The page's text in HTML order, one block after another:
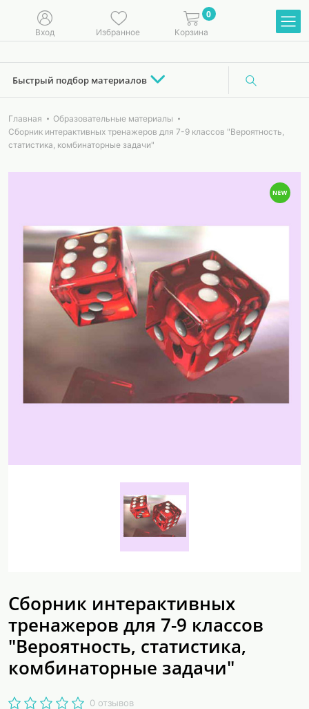
Вход Избранное
0
Корзина
Быстрый подбор материалов
Главная
Образовательные материалы
Сборник интерактивных тренажеров для 7-9 классов "Вероятность,
статистика, комбинаторные задачи"
Сборник интерактивных
тренажеров для 7-9 классов
"Вероятность, статистика,
комбинаторные задачи"
0 отзывов